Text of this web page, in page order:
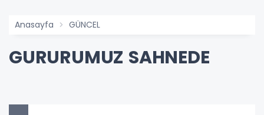
Anasayfa GÜNCEL
GURURUMUZ SAHNEDE